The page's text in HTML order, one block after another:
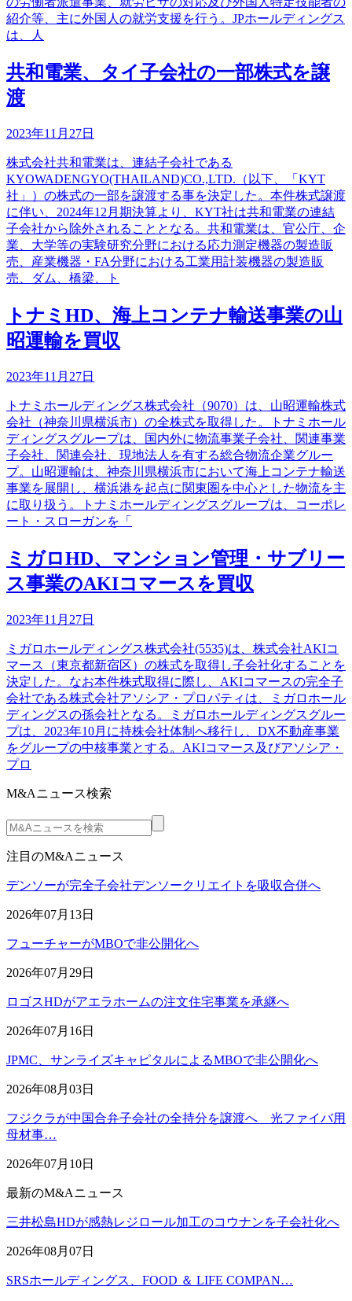
紹介等、主に外国人の就労支援を行う。JPホールディングス
は、人
共和電業、タイ子会社の一部株式を譲
渡
2023年11月27日
株式会社共和電業は、連結子会社である
KYOWADENGYO(THAILAND)CO.,LTD.（以下、「KYT
社」）の株式の一部を譲渡する事を決定した。本件株式譲渡
に伴い、2024年12月期決算より、KYT社は共和電業の連結
子会社から除外されることとなる。共和電業は、官公庁、企
業、大学等の実験研究分野における応力測定機器の製造販
売、産業機器・FA分野における工業用計装機器の製造販
売、ダム、橋梁、ト
トナミHD、海上コンテナ輸送事業の山
昭運輸を買収
2023年11月27日
トナミホールディングス株式会社（9070）は、山昭運輸株式
会社（神奈川県横浜市）の全株式を取得した。トナミホール
ディングスグループは、国内外に物流事業子会社、関連事業
子会社、関連会社、現地法人を有する総合物流企業グルー
プ。山昭運輸は、神奈川県横浜市において海上コンテナ輸送
事業を展開し、横浜港を起点に関東圏を中心とした物流を主
に取り扱う。トナミホールディングスグループは、コーポレ
ート・スローガンを「
ミガロHD、マンション管理・サブリー
ス事業のAKIコマースを買収
2023年11月27日
ミガロホールディングス株式会社(5535)は、株式会社AKIコ
マース（東京都新宿区）の株式を取得し子会社化することを
決定した。なお本件株式取得に際し、AKIコマースの完全子
会社である株式会社アソシア・プロパティは、ミガロホール
ディングスの孫会社となる。ミガロホールディングスグルー
プは、2023年10月に持株会社体制へ移行し、DX不動産事業
をグループの中核事業とする。AKIコマース及びアソシア・
プロ
M&Aニュース検索
注目のM&Aニュース
デンソーが完全子会社デンソークリエイトを吸収合併へ
2026年07月13日
フューチャーがMBOで非公開化へ
2026年07月29日
ロゴスHDがアエラホームの注文住宅事業を承継へ
2026年07月16日
JPMC、サンライズキャピタルによるMBOで非公開化へ
2026年08月03日
フジクラが中国合弁子会社の全持分を譲渡へ 光ファイバ用
母材事…
2026年07月10日
最新のM&Aニュース
三井松島HDが感熱レジロール加工のコウナンを子会社化へ
2026年08月07日
SRSホールディングス、FOOD ＆ LIFE COMPAN…